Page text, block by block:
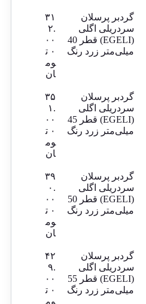
گردبر پرسلان
سردریلی اگلی
(EGELI) قطر 40
میلی‌متر زرد رنگ
۳۱
۲.
۰۰
۰ ت
وم
ان
گردبر پرسلان
سردریلی اگلی
(EGELI) قطر 45
میلی‌متر زرد رنگ
۳۵
۱.
۰۰
۰ ت
وم
ان
گردبر پرسلان
سردریلی اگلی
(EGELI) قطر 50
میلی‌متر زرد رنگ
۳۹
۰.
۰۰
۰ ت
وم
ان
گردبر پرسلان
سردریلی اگلی
(EGELI) قطر 55
میلی‌متر زرد رنگ
۴۲
۹.
۰۰
۰ ت
وم